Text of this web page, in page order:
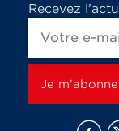
Recevez